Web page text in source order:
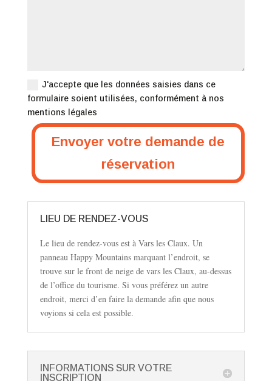
J'accepte que les données saisies dans ce
formulaire soient utilisées, conformément à nos
mentions légales
Envoyer votre demande de
réservation
LIEU DE RENDEZ-VOUS
Le lieu de rendez-vous est à Vars les Claux. Un
panneau Happy Mountains marquant l’endroit, se
trouve sur le front de neige de vars les Claux, au-dessus
de l’office du tourisme. Si vous préférez un autre
endroit, merci d’en faire la demande afin que nous
voyions si cela est possible.
INFORMATIONS SUR VOTRE
INSCRIPTION